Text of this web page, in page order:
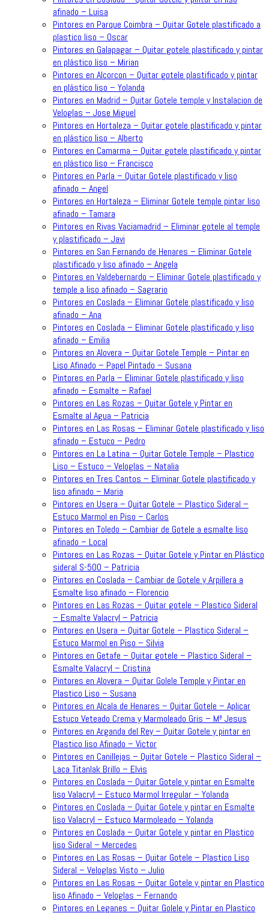
afinado – Luisa
Pintores en Parque Coimbra – Quitar Gotele plastificado a
plastico liso – Oscar
Pintores en Galapagar – Quitar gotele plastificado y pintar
en plástico liso – Mirian
Pintores en Alcorcon – Quitar gotele plastificado y pintar
en plástico liso – Yolanda
Pintores en Madrid – Quitar Gotele temple y Instalacion de
Veloglas – Jose Miguel
Pintores en Hortaleza – Quitar gotele plastificado y pintar
en plástico liso – Alberto
Pintores en Camarma – Quitar gotele plastificado y pintar
en plástico liso – Francisco
Pintores en Parla – Quitar Gotele plastificado y liso
afinado – Angel
Pintores en Hortaleza – Eliminar Gotele temple pintar liso
afinado – Tamara
Pintores en Rivas Vaciamadrid – Eliminar gotele al temple
y plastificado – Javi
Pintores en San Fernando de Henares – Eliminar Gotele
plastificado y liso afinado – Angela
Pintores en Valdebernardo – Eliminar Gotele plastificado y
temple a liso afinado – Sagrario
Pintores en Coslada – Eliminar Gotele plastificado y liso
afinado – Ana
Pintores en Coslada – Eliminar Gotele plastificado y liso
afinado – Emilia
Pintores en Alovera – Quitar Gotele Temple – Pintar en
Liso Afinado – Papel Pintado – Susana
Pintores en Parla – Eliminar Gotele plastificado y liso
afinado – Esmalte – Rafael
Pintores en Las Rozas – Quitar Gotele y Pintar en
Esmalte al Agua – Patricia
Pintores en Las Rosas – Eliminar Gotele plastificado y liso
afinado – Estuco – Pedro
Pintores en La Latina – Quitar Gotele Temple – Plastico
Liso – Estuco – Veloglas – Natalia
Pintores en Tres Cantos – Eliminar Gotele plastificado y
liso afinado – Maria
Pintores en Usera – Quitar Gotele – Plastico Sideral –
Estuco Marmol en Piso – Carlos
Pintores en Toledo – Cambiar de Gotele a esmalte liso
afinado – Local
Pintores en Las Rozas – Quitar Gotele y Pintar en Plástico
sideral S-500 – Patricia
Pintores en Coslada – Cambiar de Gotele y Arpillera a
Esmalte liso afinado – Florencio
Pintores en Las Rozas – Quitar gotele – Plastico Sideral
– Esmalte Valacryl – Patricia
Pintores en Usera – Quitar Gotele – Plastico Sideral –
Estuco Marmol en Piso – Silvia
Pintores en Getafe – Quitar gotele – Plastico Sideral –
Esmalte Valacryl – Cristina
Pintores en Alovera – Quitar Golele Temple y Pintar en
Plastico Liso – Susana
Pintores en Alcala de Henares – Quitar Gotele – Aplicar
Estuco Veteado Crema y Marmoleado Gris – Mª Jesus
Pintores en Arganda del Rey – Quitar Gotele y pintar en
Plastico liso Afinado – Victor
Pintores en Canillejas – Quitar Gotele – Plastico Sideral –
Laca Titanlak Brillo – Elvis
Pintores en Coslada – Quitar Gotele y pintar en Esmalte
liso Valacryl – Estuco Marmol Irregular – Yolanda
Pintores en Coslada – Quitar Gotele y pintar en Esmalte
liso Valacryl – Estuco Marmoleado – Yolanda
Pintores en Coslada – Quitar Gotele y pintar en Plastico
liso Sideral – Mercedes
Pintores en Las Rosas – Quitar Gotele – Plastico Liso
Sideral – Veloglas Visto – Julio
Pintores en Las Rosas – Quitar Gotele y pintar en Plastico
liso Afinado – Veloglas – Fernando
Pintores en Leganes – Quitar Golele y Pintar en Plastico